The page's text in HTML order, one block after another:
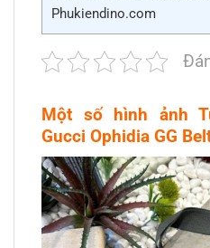
Phukiendino.com
Một số hình ảnh
Gucci Ophidia GG